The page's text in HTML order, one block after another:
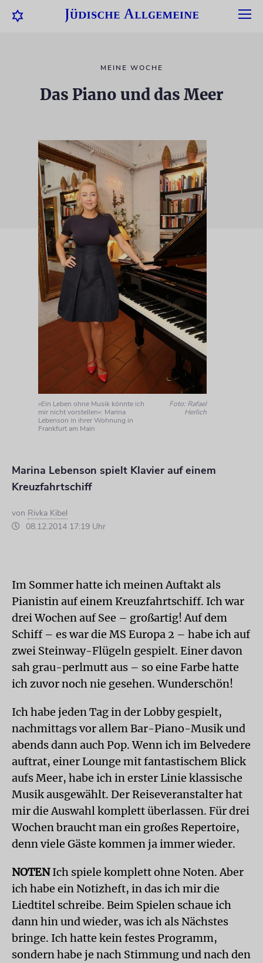
MEINE WOCHE
Das Piano und das Meer
»Ein Leben ohne Musik könnte ich
mir nicht vorstellen«: Marina
Lebenson in ihrer Wohnung in
Frankfurt am Main
Foto: Rafael
Herlich
Marina Lebenson spielt Klavier auf einem
Kreuzfahrtschiff
von Rivka Kibel
08.12.2014 17:19 Uhr
Im Sommer hatte ich meinen Auftakt als
Pianistin auf einem Kreuzfahrtschiff. Ich war
drei Wochen auf See – großartig! Auf dem
Schiff – es war die MS Europa 2 – habe ich auf
zwei Steinway-Flügeln gespielt. Einer davon
sah grau-perlmutt aus – so eine Farbe hatte
ich zuvor noch nie gesehen. Wunderschön!
Ich habe jeden Tag in der Lobby gespielt,
nachmittags vor allem Bar-Piano-Musik und
abends dann auch Pop. Wenn ich im Belvedere
auftrat, einer Lounge mit fantastischem Blick
aufs Meer, habe ich in erster Linie klassische
Musik ausgewählt. Der Reiseveranstalter hat
mir die Auswahl komplett überlassen. Für drei
Wochen braucht man ein großes Repertoire,
denn viele Gäste kommen ja immer wieder.
NOTENIch spiele komplett ohne Noten. Aber
ich habe ein Notizheft, in das ich mir die
Liedtitel schreibe. Beim Spielen schaue ich
dann hin und wieder, was ich als Nächstes
bringe. Ich hatte kein festes Programm,
sondern habe je nach Stimmung und nach den